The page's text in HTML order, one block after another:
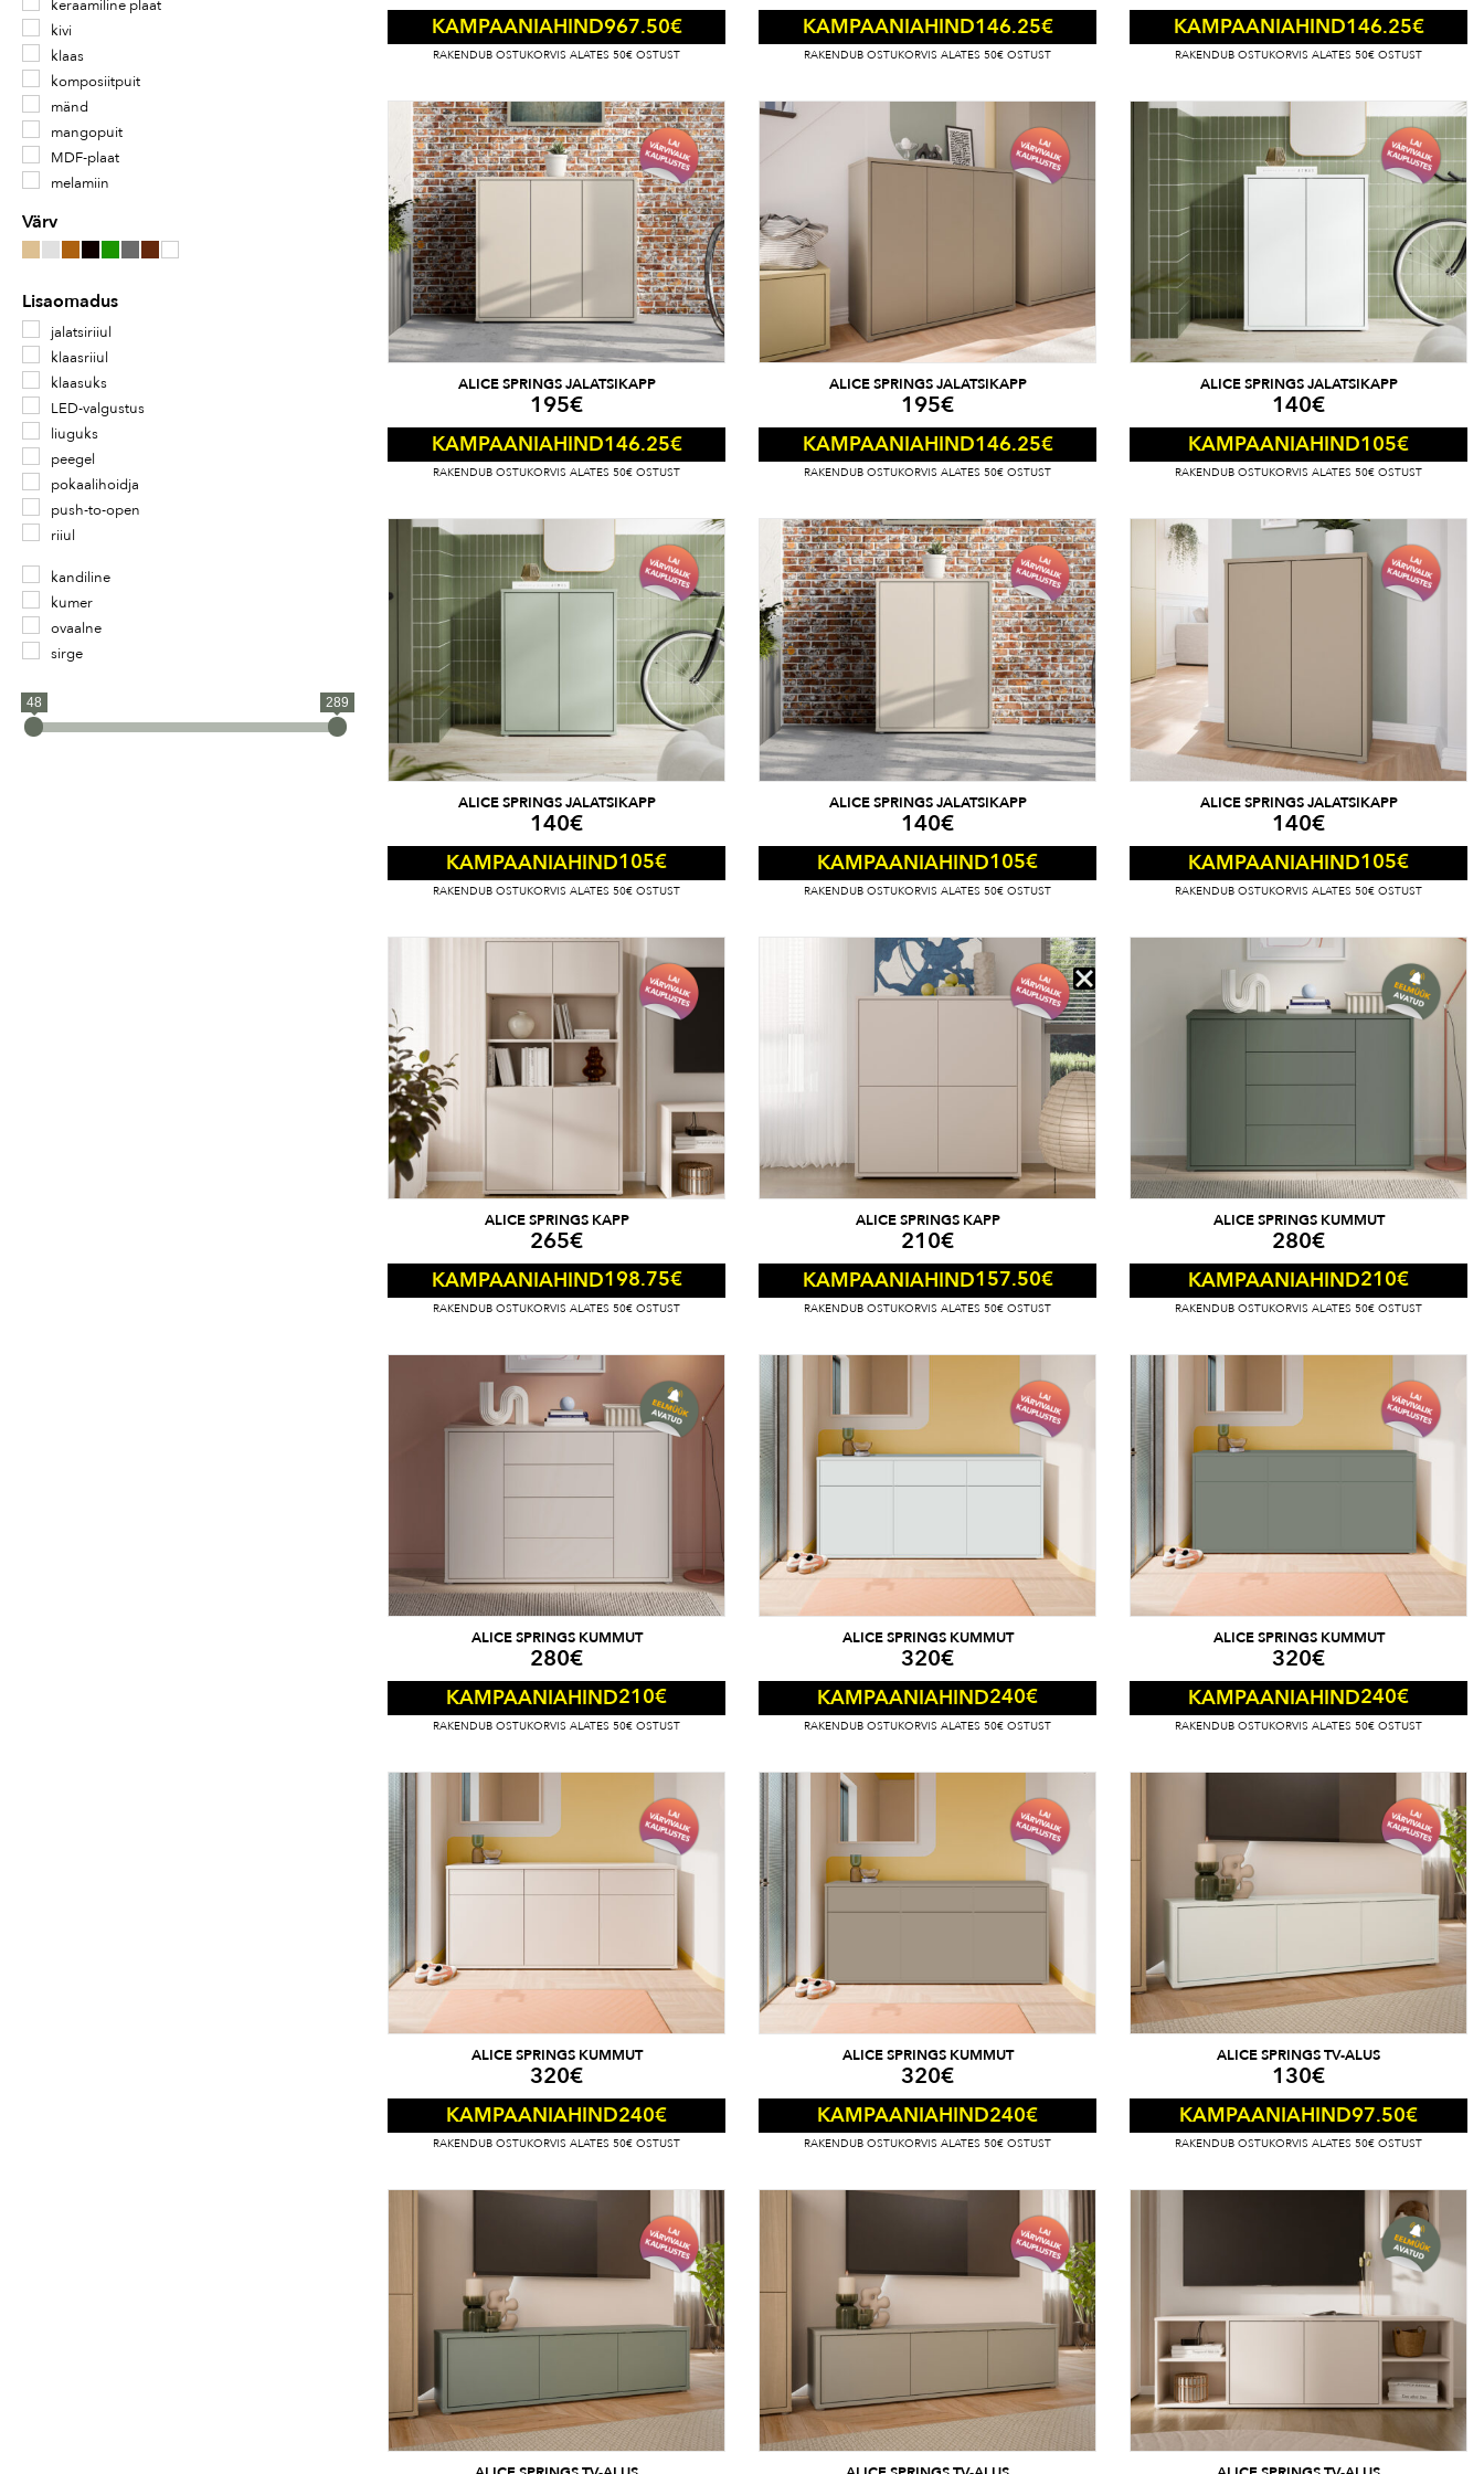
keraamiline plaat
kivi
klaas
komposiitpuit
mänd
mangopuit
MDF-plaat
melamiin
mööbliplaat
pähklipuu
puitlaastplaat
rotang
spoon
tammepuit
tammespoon
teras
vineer
Värv
Lisaomadus
jalatsiriiul
klaasriiul
klaasuks
LED-valgustus
liuguks
peegel
pokaalihoidja
push-to-open
riiul
sahtel
seinale
soft-close
uks
kandiline
kumer
ovaalne
sirge
48 289
KAMPAANIAHIND967.50€
RAKENDUB OSTUKORVIS ALATES 50€ OSTUST
KAMPAANIAHIND146.25€
RAKENDUB OSTUKORVIS ALATES 50€ OSTUST
KAMPAANIAHIND146.25€
RAKENDUB OSTUKORVIS ALATES 50€ OSTUST
ALICE SPRINGS JALATSIKAPP
195€
KAMPAANIAHIND146.25€
RAKENDUB OSTUKORVIS ALATES 50€ OSTUST
ALICE SPRINGS JALATSIKAPP
195€
KAMPAANIAHIND146.25€
RAKENDUB OSTUKORVIS ALATES 50€ OSTUST
ALICE SPRINGS JALATSIKAPP
140€
KAMPAANIAHIND105€
RAKENDUB OSTUKORVIS ALATES 50€ OSTUST
ALICE SPRINGS JALATSIKAPP
140€
KAMPAANIAHIND105€
RAKENDUB OSTUKORVIS ALATES 50€ OSTUST
ALICE SPRINGS JALATSIKAPP
140€
KAMPAANIAHIND105€
RAKENDUB OSTUKORVIS ALATES 50€ OSTUST
ALICE SPRINGS JALATSIKAPP
140€
KAMPAANIAHIND105€
RAKENDUB OSTUKORVIS ALATES 50€ OSTUST
ALICE SPRINGS KAPP
265€
KAMPAANIAHIND198.75€
RAKENDUB OSTUKORVIS ALATES 50€ OSTUST
ALICE SPRINGS KAPP
210€
KAMPAANIAHIND157.50€
RAKENDUB OSTUKORVIS ALATES 50€ OSTUST
ALICE SPRINGS KUMMUT
280€
KAMPAANIAHIND210€
RAKENDUB OSTUKORVIS ALATES 50€ OSTUST
ALICE SPRINGS KUMMUT
280€
KAMPAANIAHIND210€
RAKENDUB OSTUKORVIS ALATES 50€ OSTUST
ALICE SPRINGS KUMMUT
320€
KAMPAANIAHIND240€
RAKENDUB OSTUKORVIS ALATES 50€ OSTUST
ALICE SPRINGS KUMMUT
320€
KAMPAANIAHIND240€
RAKENDUB OSTUKORVIS ALATES 50€ OSTUST
ALICE SPRINGS KUMMUT
320€
KAMPAANIAHIND240€
RAKENDUB OSTUKORVIS ALATES 50€ OSTUST
ALICE SPRINGS KUMMUT
320€
KAMPAANIAHIND240€
RAKENDUB OSTUKORVIS ALATES 50€ OSTUST
ALICE SPRINGS TV-ALUS
130€
KAMPAANIAHIND97.50€
RAKENDUB OSTUKORVIS ALATES 50€ OSTUST